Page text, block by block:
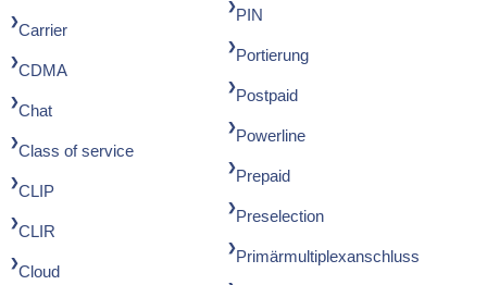
Carrier
CDMA
Chat
Class of service
CLIP
CLIR
Cloud
PIN
Portierung
Postpaid
Powerline
Prepaid
Preselection
Primärmultiplexanschluss